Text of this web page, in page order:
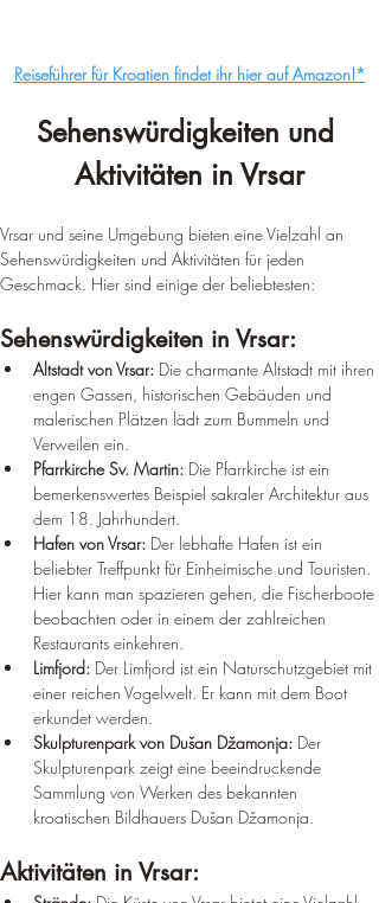
Reiseführer für Kroatien findet ihr hier auf Amazon!*
Sehenswürdigkeiten und
Aktivitäten in Vrsar
Vrsar und seine Umgebung bieten eine Vielzahl an
Sehenswürdigkeiten und Aktivitäten für jeden
Geschmack. Hier sind einige der beliebtesten:
Sehenswürdigkeiten in Vrsar:
Altstadt von Vrsar: Die charmante Altstadt mit ihren
engen Gassen, historischen Gebäuden und
malerischen Plätzen lädt zum Bummeln und
Verweilen ein.
Pfarrkirche Sv. Martin: Die Pfarrkirche ist ein
bemerkenswertes Beispiel sakraler Architektur aus
dem 18. Jahrhundert.
Hafen von Vrsar: Der lebhafte Hafen ist ein
beliebter Treffpunkt für Einheimische und Touristen.
Hier kann man spazieren gehen, die Fischerboote
beobachten oder in einem der zahlreichen
Restaurants einkehren.
Limfjord: Der Limfjord ist ein Naturschutzgebiet mit
einer reichen Vogelwelt. Er kann mit dem Boot
erkundet werden.
Skulpturenpark von Dušan Džamonja: Der
Skulpturenpark zeigt eine beeindruckende
Sammlung von Werken des bekannten
kroatischen Bildhauers Dušan Džamonja.
Aktivitäten in Vrsar: